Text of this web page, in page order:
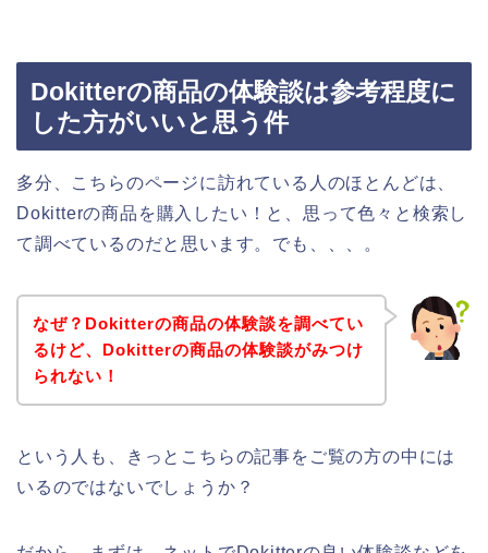
Dokitterの商品の体験談は参考程度に
した方がいいと思う件
多分、こちらのページに訪れている人のほとんどは、
Dokitterの商品を購入したい！と、思って色々と検索し
て調べているのだと思います。でも、、、。
なぜ？Dokitterの商品の体験談を調べてい
るけど、Dokitterの商品の体験談がみつけ
られない！
という人も、きっとこちらの記事をご覧の方の中には
いるのではないでしょうか？